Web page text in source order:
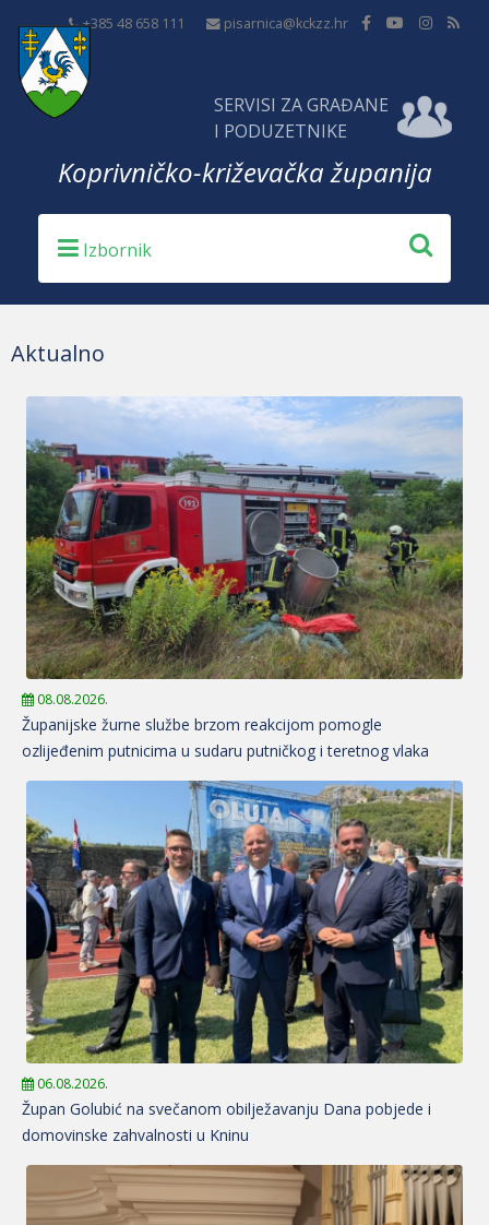
+385 48 658 111 pisarnica@kckzz.hr
SERVISI ZA GRAĐANE
I PODUZETNIKE
Koprivničko-križevačka županija
Aktualno
08.08.2026.
Županijske žurne službe brzom reakcijom pomogle
ozlijeđenim putnicima u sudaru putničkog i teretnog vlaka
06.08.2026.
Župan Golubić na svečanom obilježavanju Dana pobjede i
domovinske zahvalnosti u Kninu